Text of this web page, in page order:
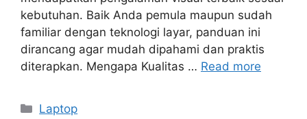
kebutuhan. Baik Anda pemula maupun sudah
familiar dengan teknologi layar, panduan ini
dirancang agar mudah dipahami dan praktis
diterapkan. Mengapa Kualitas … Read more
Categories
Laptop